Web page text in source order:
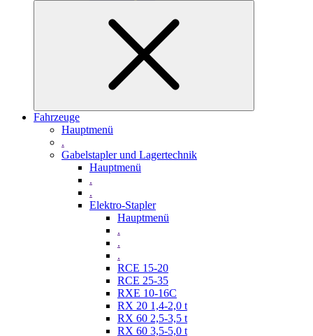
Fahrzeuge
Hauptmenü
.
Gabelstapler und Lagertechnik
Hauptmenü
.
.
Elektro-Stapler
Hauptmenü
.
.
.
RCE 15-20
RCE 25-35
RXE 10-16C
RX 20 1,4-2,0 t
RX 60 2,5-3,5 t
RX 60 3,5-5,0 t